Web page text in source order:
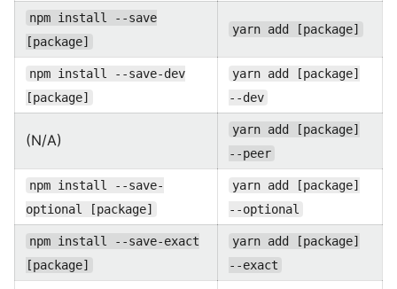
npm install --save
[package]
yarn add [package]
npm install --save-dev
[package]
yarn add [package]
--dev
(N/A)
yarn add [package]
--peer
npm install --save-
optional [package]
yarn add [package]
--optional
npm install --save-exact
[package]
yarn add [package]
--exact